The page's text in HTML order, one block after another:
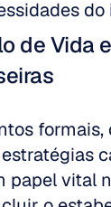
de Vida e
formais,
papel vital